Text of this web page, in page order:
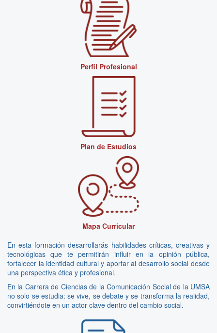
Perfil Profesional
Plan de Estudios
Mapa Curricular
En esta formación desarrollarás habilidades críticas, creativas y
tecnológicas que te permitirán influir en la opinión pública,
fortalecer la identidad cultural y aportar al desarrollo social desde
una perspectiva ética y profesional.
En la Carrera de Ciencias de la Comunicación Social de la UMSA
no solo se estudia: se vive, se debate y se transforma la realidad,
convirtiéndote en un actor clave dentro del cambio social.